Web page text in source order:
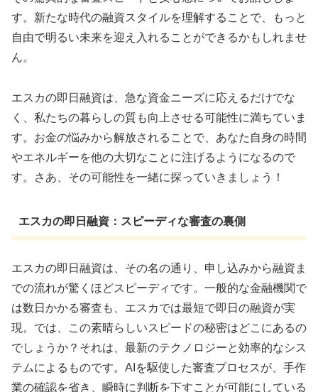
す。新たな時代の融資スタイルを理解することで、もっと
自由で明るい未来を迎え入れることができるかもしれませ
ん。
エスカの即日融資は、急な資金ニーズに応えるだけでな
く、私たちの暮らしの質も向上させる可能性に満ちていま
す。お金の悩みから解放されることで、あなた自身の時間
やエネルギーを他の大切なことに注げるようになるので
す。さあ、その可能性を一緒に探っていきましょう！
エスカの即日融資：スピーディな審査の裏側
エスカの即日融資は、その名の通り、申し込みから融資ま
での流れが驚くほどスピーディです。一般的な金融機関で
は数日かかる審査も、エスカでは最短で即日の融資が実
現。では、この素晴らしいスピードの秘密はどこにあるの
でしょうか？それは、最新のテクノロジーと効率的なシス
テムによるものです。AIを駆使した審査プロセスが、手作
業の確認を省き、瞬時に判断を下すことが可能にしている